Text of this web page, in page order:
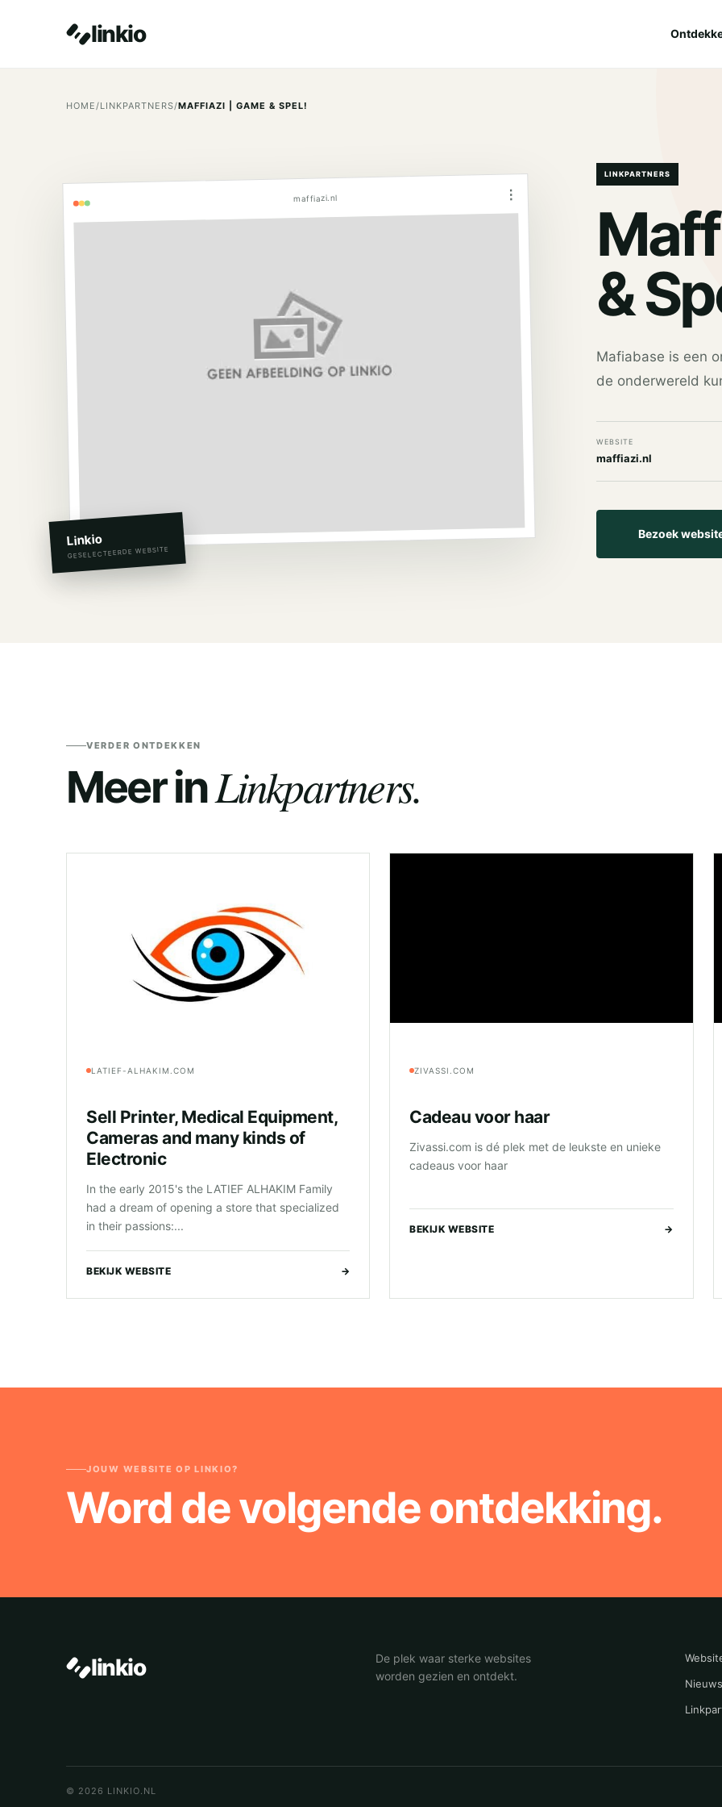
linkio
HOME/LINKPARTNERS/MAFFIAZI | GAME & SPEL!
maffiazi.nl ⋮
Linkio
GESELECTEERDE WEBSITE
LINKPARTNERS
&
Mafiabase is een
de onderwereld
WEBSITE
maffiazi.nl
Bezoek
VERDER ONTDEKKEN
Meer inLinkpartners.
LATIEF-ALHAKIM.COM
Sell Printer, Medical Equipment,
Cameras and many kinds of
Electronic
In the early 2015's the LATIEF ALHAKIM Family
had a dream of opening a store that specialized
in their passions:...
BEKIJK WEBSITE →
ZIVASSI.COM
Cadeau voor haar
Zivassi.com is dé plek met de leukste en unieke
cadeaus voor haar
BEKIJK WEBSITE →
JOUW WEBSITE OP LINKIO?
Word de volgende ontdekking.
linkio
De plek waar sterke websites
worden gezien en ontdekt.
© 2026 LINKIO.NL